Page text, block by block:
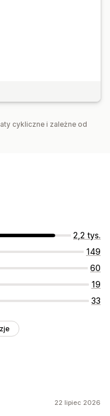
premium
cykliczne i zależne od
2,2 tys.
149
60
19
33
22 lipiec 2026